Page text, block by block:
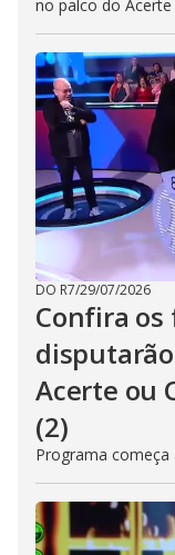
no palco do Acerte
DO R7/29/07/2026
Confira os
Acerte ou
(2)
Programa começa